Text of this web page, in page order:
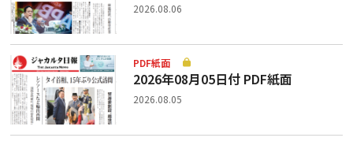
2026.08.06
PDF紙面
2026年08月05日付 PDF紙面
2026.08.05